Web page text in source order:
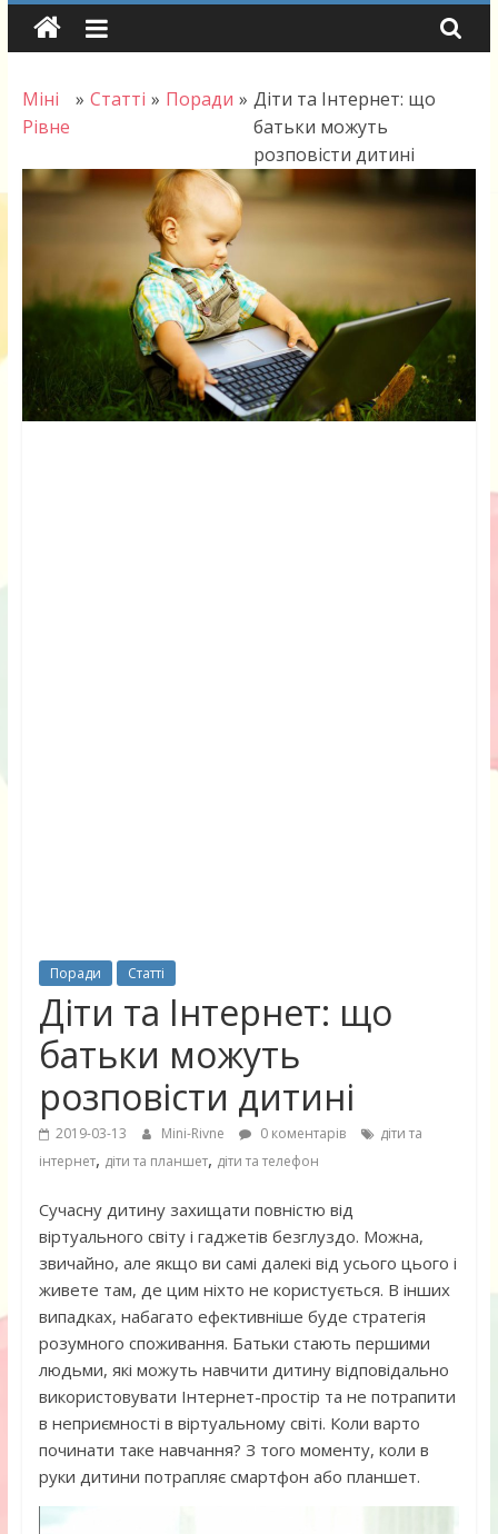
Skip
Міні
Рівне
» Статті » Поради » Діти та Інтернет: що
батьки можуть
розповісти дитині
Поради Статті
Діти та Інтернет: що
батьки можуть
розповісти дитині
2019-03-13 Mini-Rivne 0 коментарів
діти та
інтернет, діти та планшет, діти та телефон
Сучасну дитину захищати повністю від
віртуального світу і гаджетів безглуздо. Можна,
звичайно, але якщо ви самі далекі від усього цього і
живете там, де цим ніхто не користується. В інших
випадках, набагато ефективніше буде стратегія
розумного споживання. Батьки стають першими
людьми, які можуть навчити дитину відповідально
використовувати Інтернет-простір та не потрапити
в неприємності в віртуальному світі. Коли варто
починати таке навчання? З того моменту, коли в
руки дитини потрапляє смартфон або планшет.